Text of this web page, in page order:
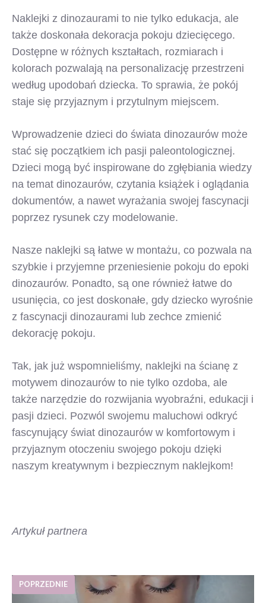
Naklejki z dinozaurami to nie tylko edukacja, ale
także doskonała dekoracja pokoju dziecięcego.
Dostępne w różnych kształtach, rozmiarach i
kolorach pozwalają na personalizację przestrzeni
według upodobań dziecka. To sprawia, że pokój
staje się przyjaznym i przytulnym miejscem.
Wprowadzenie dzieci do świata dinozaurów może
stać się początkiem ich pasji paleontologicznej.
Dzieci mogą być inspirowane do zgłębiania wiedzy
na temat dinozaurów, czytania książek i oglądania
dokumentów, a nawet wyrażania swojej fascynacji
poprzez rysunek czy modelowanie.
Nasze naklejki są łatwe w montażu, co pozwala na
szybkie i przyjemne przeniesienie pokoju do epoki
dinozaurów. Ponadto, są one również łatwe do
usunięcia, co jest doskonałe, gdy dziecko wyrośnie
z fascynacji dinozaurami lub zechce zmienić
dekorację pokoju.
Tak, jak już wspomnieliśmy, naklejki na ścianę z
motywem dinozaurów to nie tylko ozdoba, ale
także narzędzie do rozwijania wyobraźni, edukacji i
pasji dzieci. Pozwól swojemu maluchowi odkryć
fascynujący świat dinozaurów w komfortowym i
przyjaznym otoczeniu swojego pokoju dzięki
naszym kreatywnym i bezpiecznym naklejkom!
Artykuł partnera
POPRZEDNIE